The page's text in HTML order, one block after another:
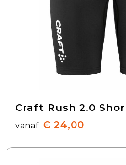
Craft Rush 2.0
vanaf € 24,00